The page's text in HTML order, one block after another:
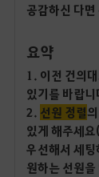
공감하신 다
요약
1. 이전 건의
있기를 바랍니
2. 선원 정렬
있게 해주세
우선해서 세
원하는 선원